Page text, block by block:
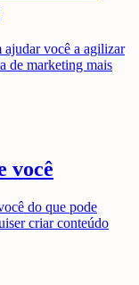
ajudar você a agilizar
de marketing mais
você
do que pode
criar conteúdo